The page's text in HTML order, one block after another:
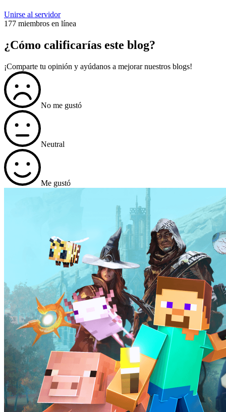
Unirse al servidor
177 miembros en línea
¿Cómo calificarías este blog?
¡Comparte tu opinión y ayúdanos a mejorar nuestros blogs!
No me gustó
Neutral
Me gustó